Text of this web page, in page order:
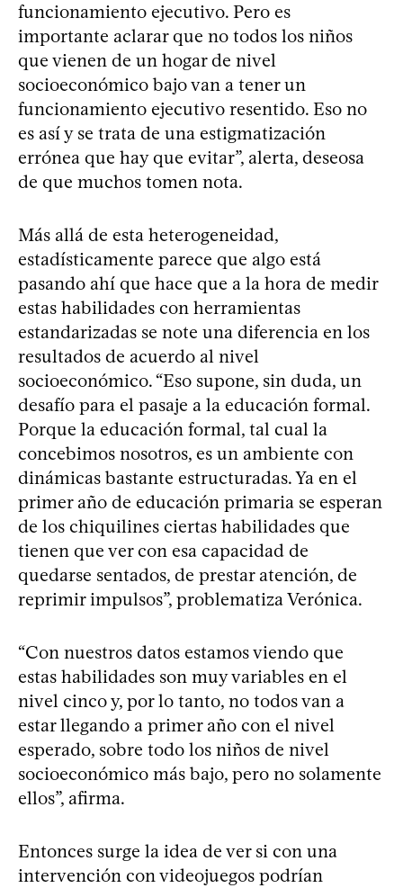
funcionamiento ejecutivo. Pero es
importante aclarar que no todos los niños
que vienen de un hogar de nivel
socioeconómico bajo van a tener un
funcionamiento ejecutivo resentido. Eso no
es así y se trata de una estigmatización
errónea que hay que evitar”, alerta, deseosa
de que muchos tomen nota.
Más allá de esta heterogeneidad,
estadísticamente parece que algo está
pasando ahí que hace que a la hora de medir
estas habilidades con herramientas
estandarizadas se note una diferencia en los
resultados de acuerdo al nivel
socioeconómico. “Eso supone, sin duda, un
desafío para el pasaje a la educación formal.
Porque la educación formal, tal cual la
concebimos nosotros, es un ambiente con
dinámicas bastante estructuradas. Ya en el
primer año de educación primaria se esperan
de los chiquilines ciertas habilidades que
tienen que ver con esa capacidad de
quedarse sentados, de prestar atención, de
reprimir impulsos”, problematiza Verónica.
“Con nuestros datos estamos viendo que
estas habilidades son muy variables en el
nivel cinco y, por lo tanto, no todos van a
estar llegando a primer año con el nivel
esperado, sobre todo los niños de nivel
socioeconómico más bajo, pero no solamente
ellos”, afirma.
Entonces surge la idea de ver si con una
intervención con videojuegos podrían